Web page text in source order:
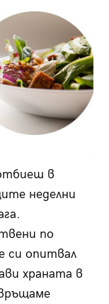
в
неделни
по
си опитвал
храната в